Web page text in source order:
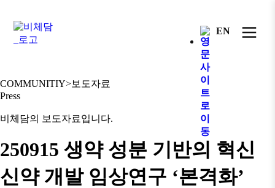
EN
COMMUNITIY>보도자료
Press
비체담의 보도자료입니다.
250915 생약 성분 기반의 혁신
신약 개발 임상연구 ‘본격화’